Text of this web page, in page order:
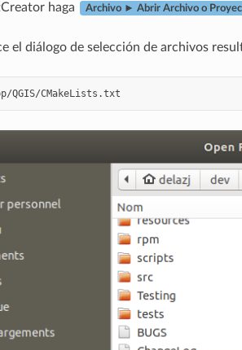
haga Archivo ► Abrir Archivo o
el diálogo de selección de archivos